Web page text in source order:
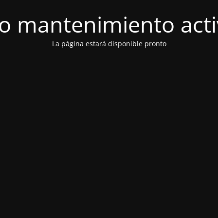
mantenimiento
La página estará disponible pronto